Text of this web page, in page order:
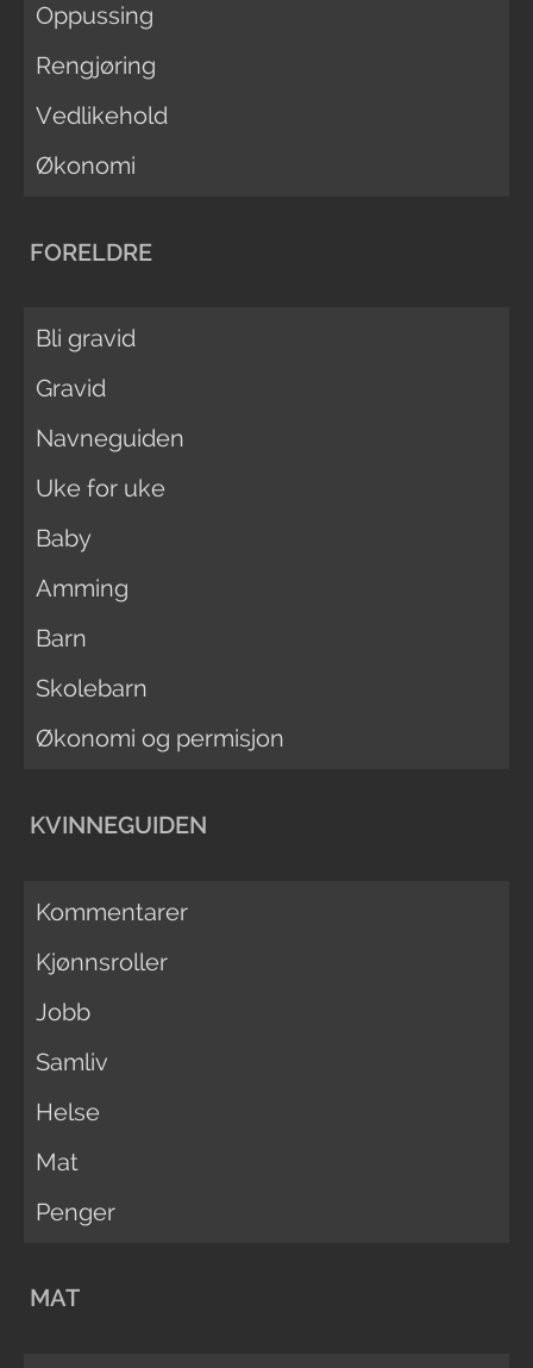
Oppussing
Rengjøring
Vedlikehold
Økonomi
FORELDRE
Bli gravid
Gravid
Navneguiden
Uke for uke
Baby
Amming
Barn
Skolebarn
Økonomi og permisjon
KVINNEGUIDEN
Kommentarer
Kjønnsroller
Jobb
Samliv
Helse
Mat
Penger
MAT